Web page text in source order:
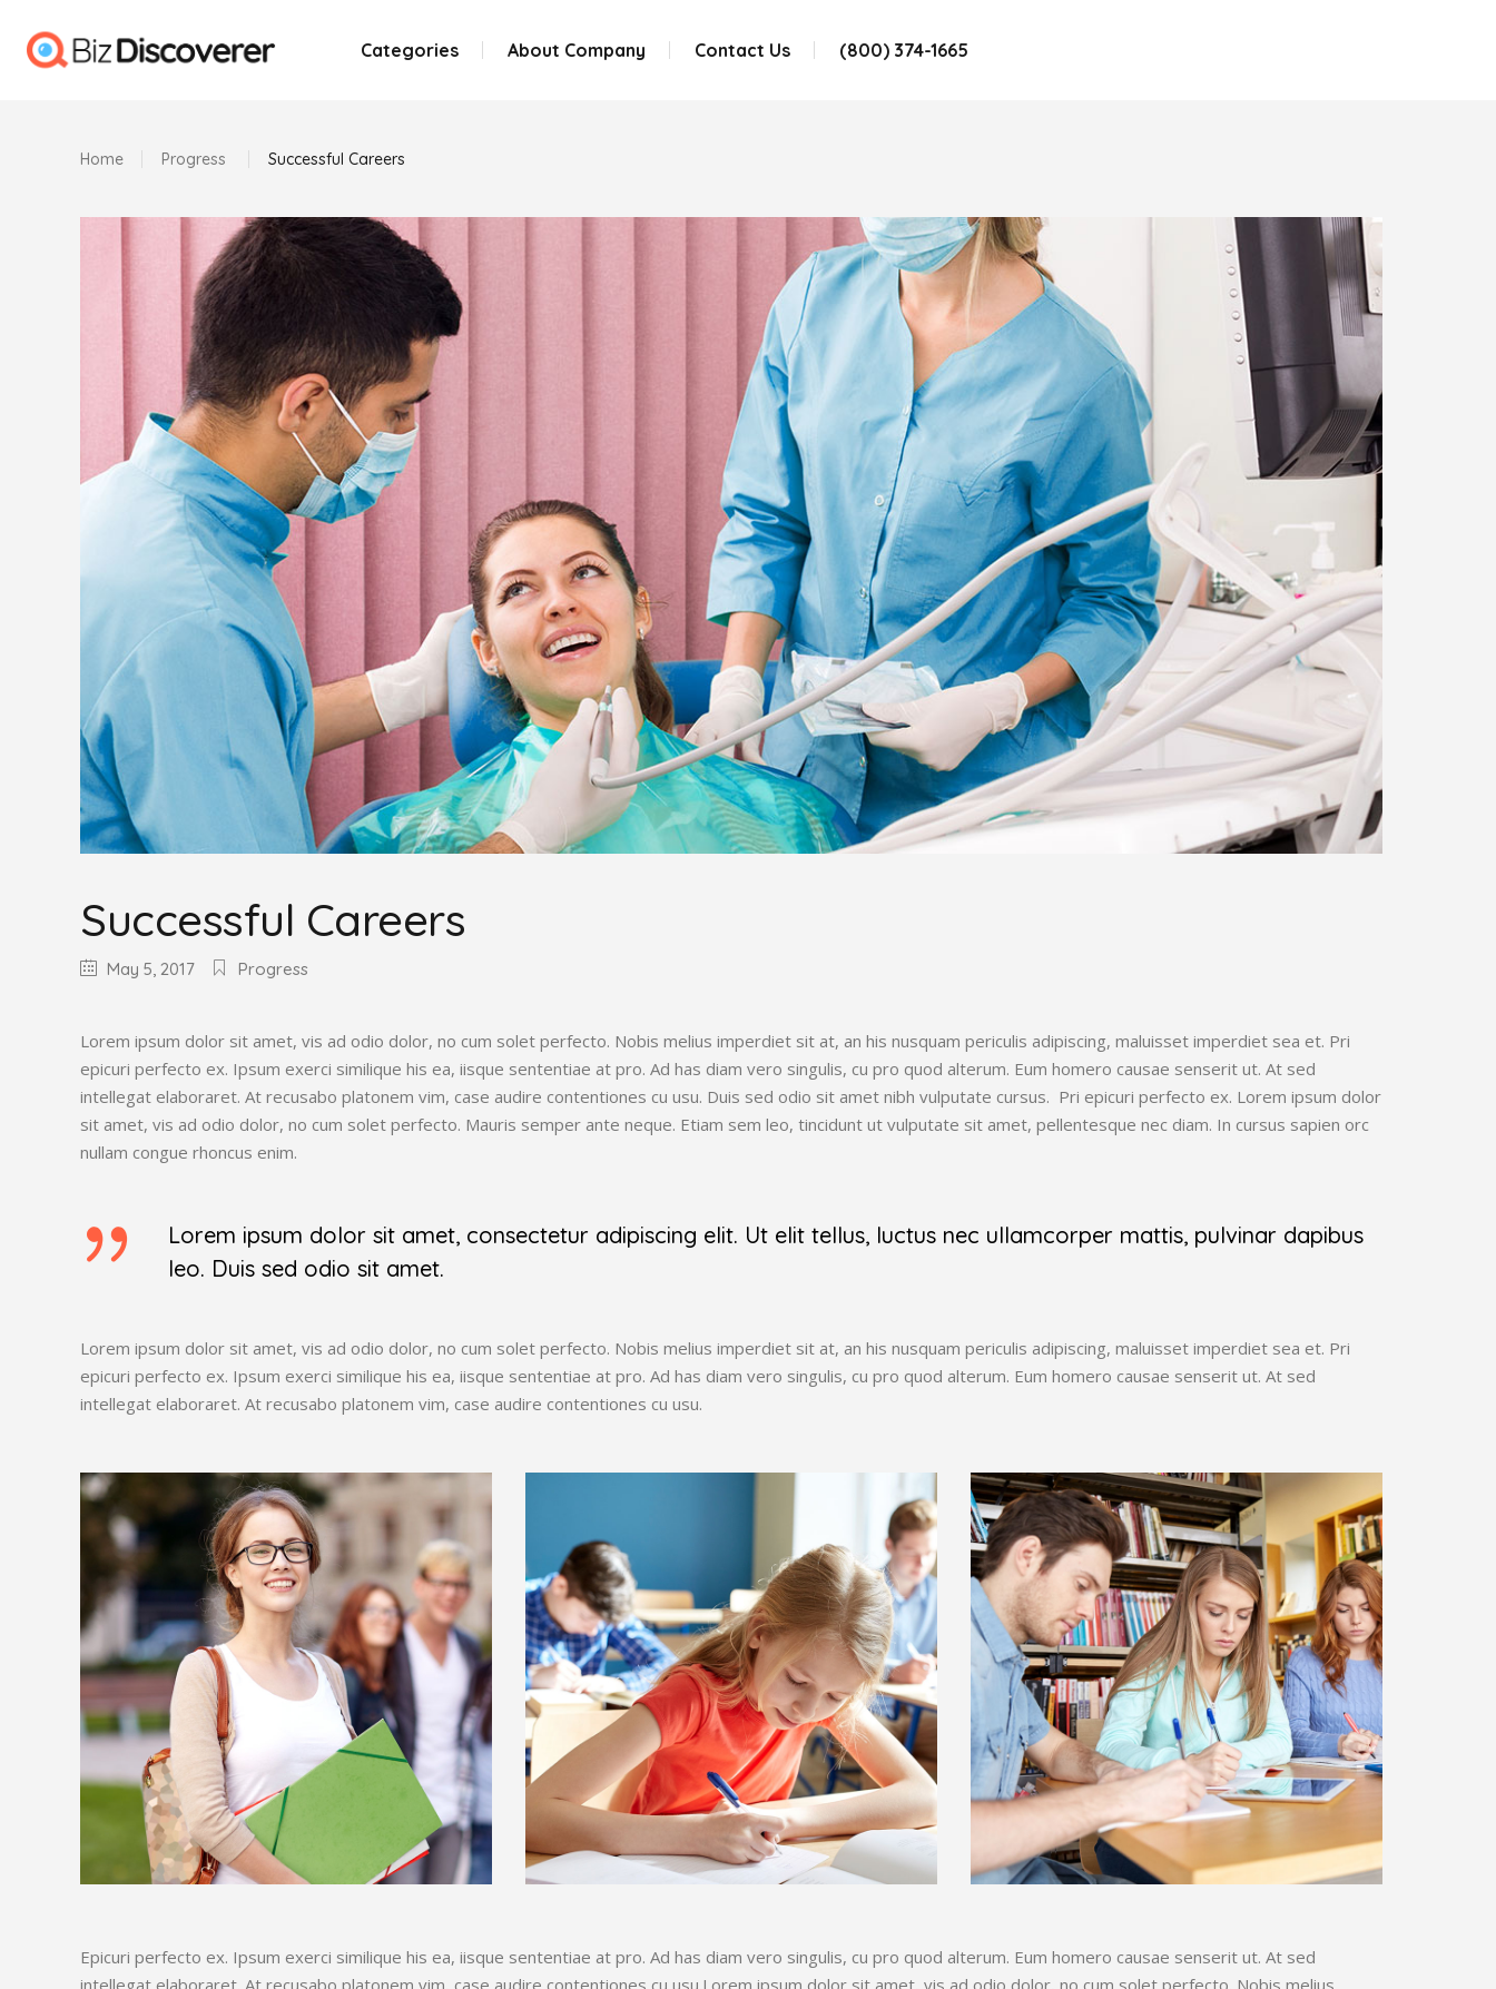
Categories About Company Contact Us (800) 374-1665
Home Progress Successful Careers
Successful Careers
May 5, 2017 Progress
Lorem ipsum dolor sit amet, vis ad odio dolor, no cum solet perfecto. Nobis melius imperdiet sit at, an his nusquam periculis adipiscing, maluisset imperdiet sea et. Pri
epicuri perfecto ex. Ipsum exerci similique his ea, iisque sententiae at pro. Ad has diam vero singulis, cu pro quod alterum. Eum homero causae senserit ut. At sed
intellegat elaboraret. At recusabo platonem vim, case audire contentiones cu usu. Duis sed odio sit amet nibh vulputate cursus. Pri epicuri perfecto ex. Lorem ipsum dolor
sit amet, vis ad odio dolor, no cum solet perfecto. Mauris semper ante neque. Etiam sem leo, tincidunt ut vulputate sit amet, pellentesque nec diam. In cursus sapien orc
nullam congue rhoncus enim.
Lorem ipsum dolor sit amet, consectetur adipiscing elit. Ut elit tellus, luctus nec ullamcorper mattis, pulvinar dapibus
leo. Duis sed odio sit amet.
Lorem ipsum dolor sit amet, vis ad odio dolor, no cum solet perfecto. Nobis melius imperdiet sit at, an his nusquam periculis adipiscing, maluisset imperdiet sea et. Pri
epicuri perfecto ex. Ipsum exerci similique his ea, iisque sententiae at pro. Ad has diam vero singulis, cu pro quod alterum. Eum homero causae senserit ut. At sed
intellegat elaboraret. At recusabo platonem vim, case audire contentiones cu usu.
Epicuri perfecto ex. Ipsum exerci similique his ea, iisque sententiae at pro. Ad has diam vero singulis, cu pro quod alterum. Eum homero causae senserit ut. At sed